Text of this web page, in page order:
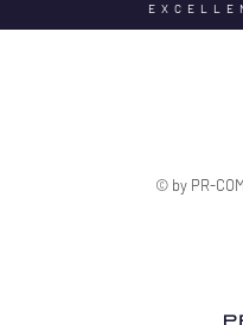
© by PR-